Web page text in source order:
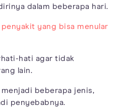
dalam beberapa hari.
penyakit yang bisa menular
hati agar tidak
lain.
beberapa jenis,
penyebabnya.